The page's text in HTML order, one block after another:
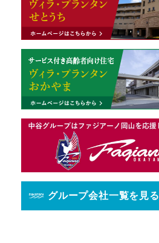
グループ会社一覧を見る